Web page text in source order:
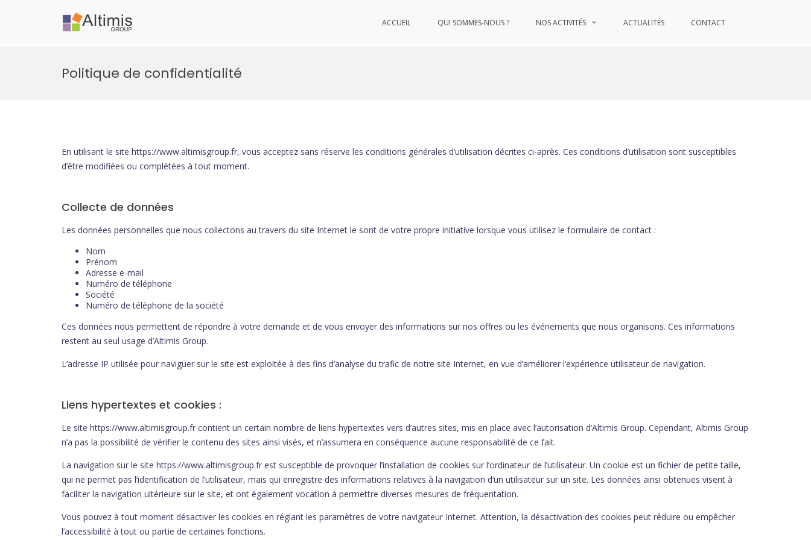
ACCUEIL QUI SOMMES-NOUS ? NOS ACTIVITÉS ACTUALITÉS CONTACT
Politique de confidentialité
En utilisant le site https://www.altimisgroup.fr, vous acceptez sans réserve les conditions générales d’utilisation décrites ci-après. Ces conditions d’utilisation sont susceptibles
d’être modifiées ou complétées à tout moment.
Collecte de données
Les données personnelles que nous collectons au travers du site Internet le sont de votre propre initiative lorsque vous utilisez le formulaire de contact :
Nom
Prénom
Adresse e-mail
Numéro de téléphone
Société
Numéro de téléphone de la société
Ces données nous permettent de répondre à votre demande et de vous envoyer des informations sur nos offres ou les événements que nous organisons. Ces informations
restent au seul usage d’Altimis Group.
L’adresse IP utilisée pour naviguer sur le site est exploitée à des fins d’analyse du trafic de notre site Internet, en vue d’améliorer l’expérience utilisateur de navigation.
Liens hypertextes et cookies :
Le site https://www.altimisgroup.fr contient un certain nombre de liens hypertextes vers d’autres sites, mis en place avec l’autorisation d’Altimis Group. Cependant, Altimis Group
n’a pas la possibilité de vérifier le contenu des sites ainsi visés, et n’assumera en conséquence aucune responsabilité de ce fait.
La navigation sur le site https://www.altimisgroup.fr est susceptible de provoquer l’installation de cookies sur l’ordinateur de l’utilisateur. Un cookie est un fichier de petite taille,
qui ne permet pas l’identification de l’utilisateur, mais qui enregistre des informations relatives à la navigation d’un utilisateur sur un site. Les données ainsi obtenues visent à
faciliter la navigation ultérieure sur le site, et ont également vocation à permettre diverses mesures de fréquentation.
Vous pouvez à tout moment désactiver les cookies en réglant les paramètres de votre navigateur Internet. Attention, la désactivation des cookies peut réduire ou empêcher
l’accessibilité à tout ou partie de certaines fonctions.